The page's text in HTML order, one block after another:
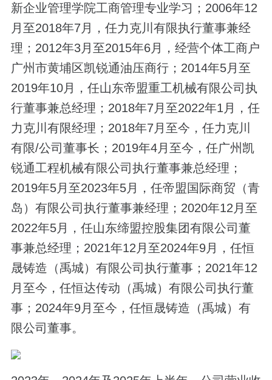
新企业管理学院工商管理专业学习；2006年12
月至2018年7月，任力克川有限执行董事兼经
理；2012年3月至2015年6月，经营个体工商户
广州市黄埔区凯锐通油压商行；2014年5月至
2019年10月，任山东帝盟重工机械有限公司执
行董事兼总经理；2018年7月至2022年1月，任
力克川有限经理；2018年7月至今，任力克川
有限/公司董事长；2019年4月至今，任广州凯
锐通工程机械有限公司执行董事兼总经理；
2019年5月至2023年5月，任帝盟国际商贸（青
岛）有限公司执行董事兼经理；2020年12月至
2022年5月，任山东缔盟控股集团有限公司董
事兼总经理；2021年12月至2024年9月，任恒
晟铸造（禹城）有限公司执行董事；2021年12
月至今，任恒达传动（禹城）有限公司执行董
事；2024年9月至今，任恒晟铸造（禹城）有
限公司董事。